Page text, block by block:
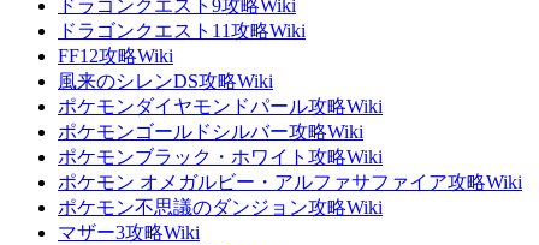
ドラゴンクエスト9攻略Wiki
ドラゴンクエスト11攻略Wiki
FF12攻略Wiki
風来のシレンDS攻略Wiki
ポケモンダイヤモンドパール攻略Wiki
ポケモンゴールドシルバー攻略Wiki
ポケモンブラック・ホワイト攻略Wiki
ポケモン オメガルビー・アルファサファイア攻略Wiki
ポケモン不思議のダンジョン攻略Wiki
マザー3攻略Wiki